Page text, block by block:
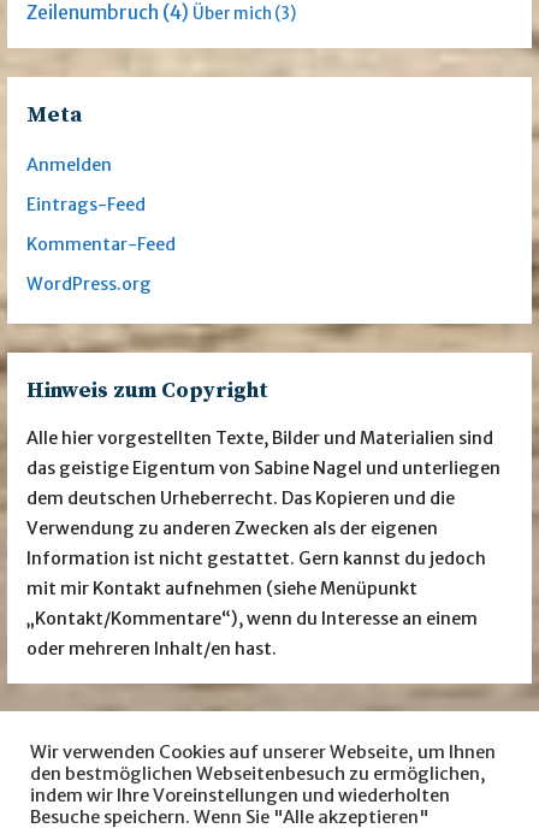
Zeilenumbruch (4) Über mich (3)
Meta
Anmelden
Eintrags-Feed
Kommentar-Feed
WordPress.org
Hinweis zum Copyright
Alle hier vorgestellten Texte, Bilder und Materialien sind
das geistige Eigentum von Sabine Nagel und unterliegen
dem deutschen Urheberrecht. Das Kopieren und die
Verwendung zu anderen Zwecken als der eigenen
Information ist nicht gestattet. Gern kannst du jedoch
mit mir Kontakt aufnehmen (siehe Menüpunkt
„Kontakt/Kommentare“), wenn du Interesse an einem
oder mehreren Inhalt/en hast.
Besuche mich auch auf … facebook Instagram
LovelyBooks amazon
Wir verwenden Cookies auf unserer Webseite, um Ihnen
den bestmöglichen Webseitenbesuch zu ermöglichen,
indem wir Ihre Voreinstellungen und wiederholten
Besuche speichern. Wenn Sie "Alle akzeptieren"